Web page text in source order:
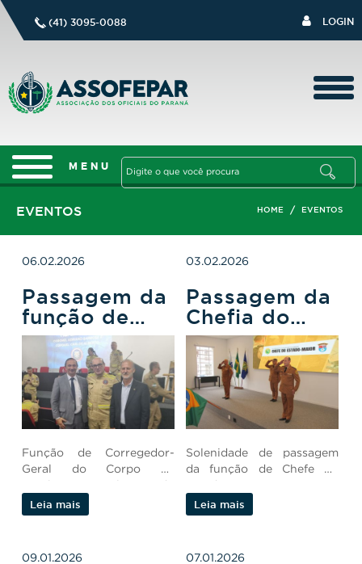
(41) 3095-0088 LOGIN
EVENTOS HOME / EVENTOS
06.02.2026
Passagem da
função de
Corregedor-
Geral do
CBMPR
Função de Corregedor-
Geral do Corpo de
Bombeiros Militar do
Paraná.
Leia mais
03.02.2026
Passagem da
Chefia do
Estado-Maior
da PMPR
Solenidade de passagem
da função de Chefe do
Estado-Maior.
Leia mais
09.01.2026 07.01.2026